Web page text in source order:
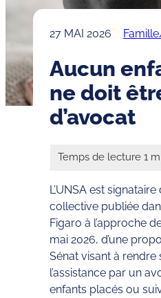
27 MAI 2026
Aucun
ne doit
d’avocat
L’UNSA est signataire
collective publiée
Figaro à l’approche
mai 2026, d’une
Sénat visant à
l’assistance par un
enfants placés ou